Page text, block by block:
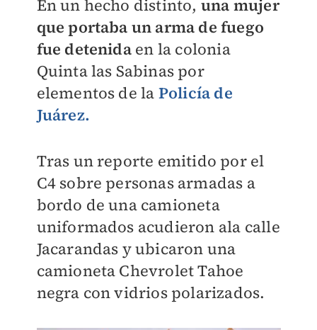
En un hecho distinto, una mujer
que portaba un arma de fuego
fue detenidaen la colonia
Quinta las Sabinas por
elementos de la Policía de
Juárez.
Tras un reporte emitido por el
C4 sobre personas armadas a
bordo de una camioneta
uniformados acudieron ala calle
Jacarandas y ubicaron una
camioneta Chevrolet Tahoe
negra con vidrios polarizados.